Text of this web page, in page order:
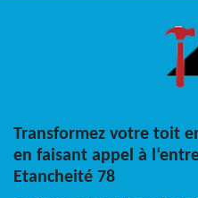
Transformez votre toit
en faisant appel à
Etancheité 78